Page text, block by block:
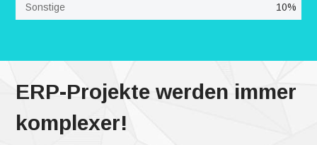
Sonstige 10%
ERP-Projekte werden immer
komplexer!